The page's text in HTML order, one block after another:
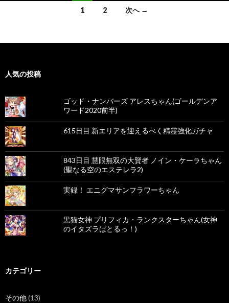
ナ
ゲ
ー
シ
ョ
ン
1 2 次へ →
人気の投稿
ゴッド・ナンバーズ アレスちゃん(ゴールデンア
ワード2020前半)
615日目 新エリアを迎えるべく精霊強化ガチャ
843日目 慧眼無双の大賢者 ノイン・ケーラちゃん
(聖なる空のエステレラ2)
実録！ エニグマサンフラワーちゃん
黒猫女神 プリフィカ・ランクスターちゃん(女神
のイタズラばとるっ！)
カテゴリー
その他(13)